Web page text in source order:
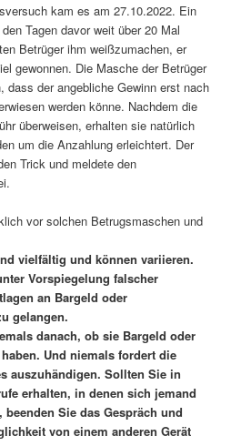
kam es am 27.10.2022. Ein
Tagen davor weit über 20 Mal
Betrüger ihm weißzumachen, er
gewonnen. Die Masche der Betrüger
dass der angebliche Gewinn erst nach
werden könne. Nachdem die
überweisen, erhalten sie natürlich
um die Anzahlung erleichtert. Der
Trick und meldete den
vor solchen Betrugsmaschen und
vielfältig und können variieren.
Vorspiegelung falscher
an Bargeld oder
gelangen.
danach, ob sie Bargeld oder
Und niemals fordert die
auszuhändigen. Sollten Sie in
erhalten, in denen sich jemand
Sie das Gespräch und
von einem anderen Gerät